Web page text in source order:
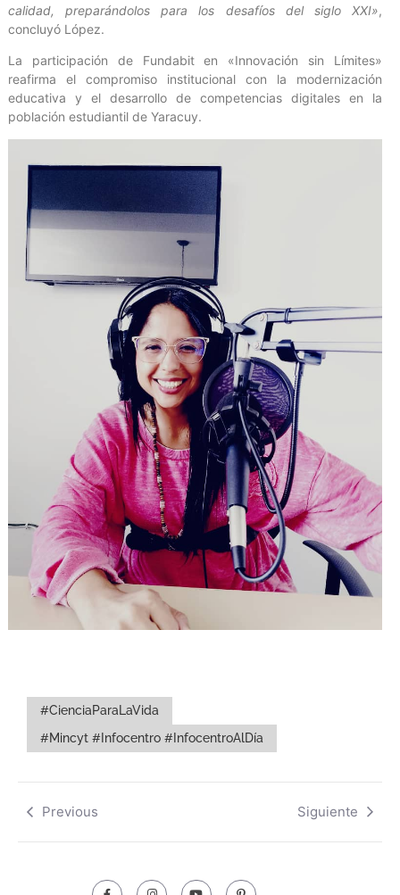
calidad, preparándolos para los desafíos del siglo XXI»,
concluyó López.
La participación de Fundabit en «Innovación sin Límites»
reafirma el compromiso institucional con la modernización
educativa y el desarrollo de competencias digitales en la
población estudiantil de Yaracuy.
#CienciaParaLaVida
#Mincyt #Infocentro #InfocentroAlDía
Previous Siguiente